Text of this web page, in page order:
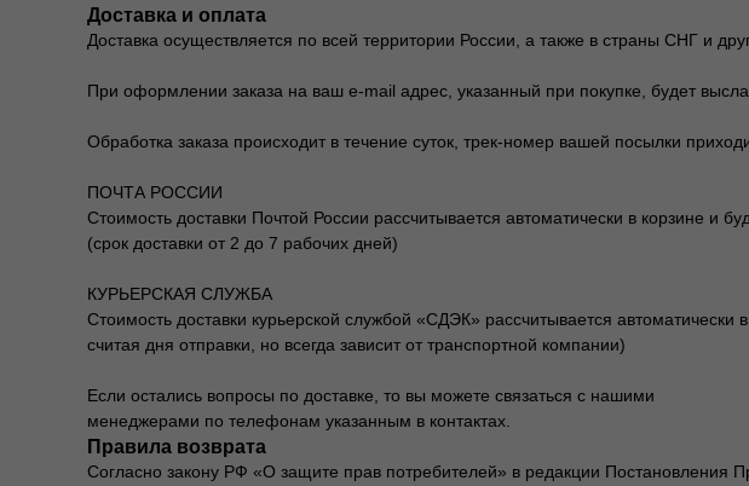
Доставка и оплата
Доставка осуществляется по всей территории России, а также в страны СНГ и
При оформлении заказа на ваш e-mail адрес, указанный при покупке, будет
Обработка заказа происходит в течение суток, трек-номер вашей посылки
ПОЧТА РОССИИ
Стоимость доставки Почтой России рассчитывается автоматически в корзине и
(срок доставки от 2 до 7 рабочих дней)
КУРЬЕРСКАЯ СЛУЖБА
Стоимость доставки курьерской службой «СДЭК» рассчитывается
считая дня отправки, но всегда зависит от транспортной компании)
Если остались вопросы по доставке, то вы можете связаться с нашими
менеджерами по телефонам указанным в контактах.
Правила возврата
Согласно закону РФ «О защите прав потребителей» в редакции Постановления